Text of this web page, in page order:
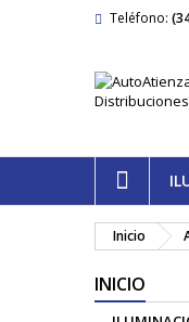
Teléfono:
Inicio
INICIO